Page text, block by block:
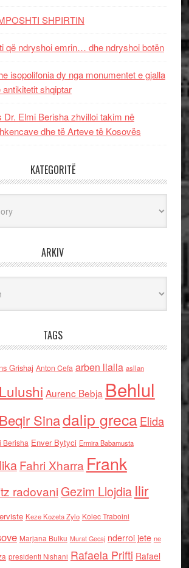
SHPIRTIN
që ndryshoi emrin… dhe ndryshoi botën
isopolifonia dy nga monumentet e gjalla
shqiptar
Dr. Elmi Berisha zhvilloi takim në
dhe të Arteve të Kosovës
KATEGORITË
ARKIV
TAGS
Grishaj Anton Cefa arben llalla asllan
Aurenc Bebja Behlul
Beqir Sinadalip grecaElida
Berisha Enver Bytyci Ermira Babamusta
Fahri Xharra Frank
radovaniGezim Llojdia Ilir
Keze Kozeta Zylo Kolec Traboini
Marjana Bulku Murat Gecaj nderroi jete ne
presidenti Nishani Rafaela Prifti Rafael